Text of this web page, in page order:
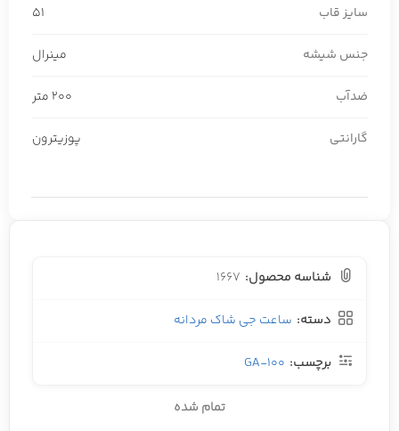
سایز قاب 51
جنس شیشه مینرال
ضدآب 200 متر
گارانتی پوزیترون
شناسه محصول: 1667
دسته: ساعت جی شاک مردانه
برچسب: GA-100
تمام شده